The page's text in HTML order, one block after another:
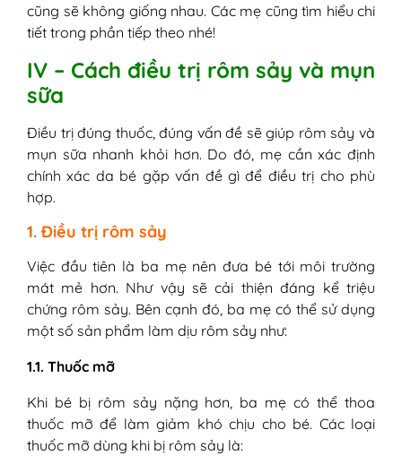
cũng sẽ không giống nhau. Các mẹ cũng tìm hiểu chi
tiết trong phần tiếp theo nhé!
IV – Cách điều trị rôm sảy và mụn
sữa
Điều trị đúng thuốc, đúng vấn đề sẽ giúp rôm sảy và
mụn sữa nhanh khỏi hơn. Do đó, mẹ cần xác định
chính xác da bé gặp vấn đề gì để điều trị cho phù
hợp.
1. Điều trị rôm sảy
Việc đầu tiên là ba mẹ nên đưa bé tới môi trường
mát mẻ hơn. Như vậy sẽ cải thiện đáng kể triệu
chứng rôm sảy. Bên cạnh đó, ba mẹ có thể sử dụng
một số sản phẩm làm dịu rôm sảy như:
1.1. Thuốc mỡ
Khi bé bị rôm sảy nặng hơn, ba mẹ có thể thoa
thuốc mỡ để làm giảm khó chịu cho bé. Các loại
thuốc mỡ dùng khi bị rôm sảy là: